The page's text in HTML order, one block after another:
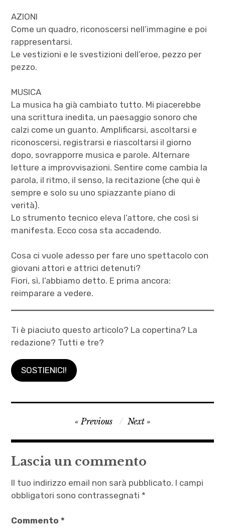
AZIONI
Come un quadro, riconoscersi nell’immagine e poi
rappresentarsi.
Le vestizioni e le svestizioni dell’eroe, pezzo per
pezzo.
MUSICA
La musica ha già cambiato tutto. Mi piacerebbe
una scrittura inedita, un paesaggio sonoro che
calzi come un guanto. Amplificarsi, ascoltarsi e
riconoscersi, registrarsi e riascoltarsi il giorno
dopo, sovrapporre musica e parole. Alternare
letture a improvvisazioni. Sentire come cambia la
parola, il ritmo, il senso, la recitazione (che qui è
sempre e solo su uno spiazzante piano di
verità).
Lo strumento tecnico eleva l’attore, che così si
manifesta. Ecco cosa sta accadendo.
Cosa ci vuole adesso per fare uno spettacolo con
giovani attori e attrici detenuti?
Fiori, sì, l’abbiamo detto. E prima ancora:
reimparare a vedere.
Ti è piaciuto questo articolo? La copertina? La
redazione? Tutti e tre?
SOSTIENICI!
,
amnistia
,
punzo
Navigazione
articoli
Previous Next
Lascia un commento
Il tuo indirizzo email non sarà pubblicato. I campi
obbligatori sono contrassegnati *
Commento*